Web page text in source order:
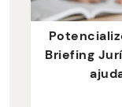
Briefing